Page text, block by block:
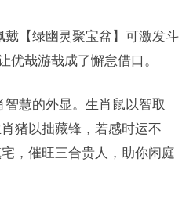
【绿幽灵聚宝盆】可激发斗
优哉游哉成了懈怠借口。
慧的外显。生肖鼠以智取
猪以拙藏锋，若感时运不
，催旺三合贵人，助你闲庭